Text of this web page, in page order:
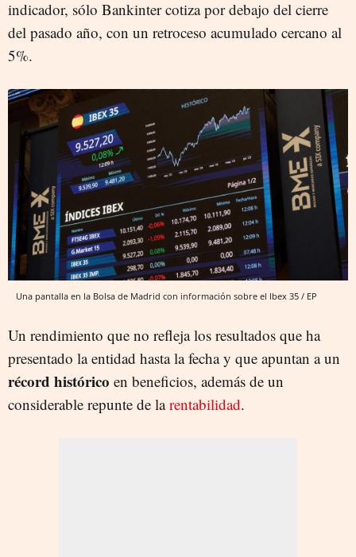
indicador, sólo Bankinter cotiza por debajo del cierre
del pasado año, con un retroceso acumulado cercano al
5%.
Una pantalla en la Bolsa de Madrid con información sobre el Ibex 35 / EP
Un rendimiento que no refleja los resultados que ha
presentado la entidad hasta la fecha y que apuntan a un
récord histórico en beneficios, además de un
considerable repunte de larentabilidad.